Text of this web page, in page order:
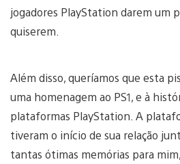
jogadores PlayStation darem um
quiserem.
Além disso, queríamos que esta
uma homenagem ao PS1, e à
plataformas PlayStation. A
tiveram o início de sua relação
tantas ótimas memórias para